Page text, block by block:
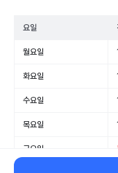
요일
월요일
화요일
수요일
목요일
금요일